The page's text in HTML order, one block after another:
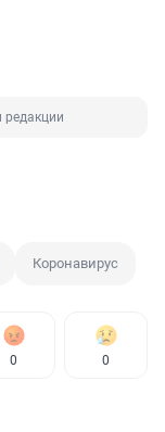
редакции
Коронавирус
0 0